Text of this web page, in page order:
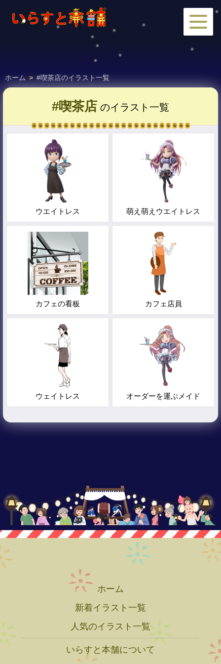
ホーム > #喫茶店のイラスト一覧
#喫茶店 のイラスト一覧
ウエイトレス 萌え萌えウエイトレス
カフェの看板 カフェ店員
ウェイトレス オーダーを運ぶメイド
ホーム
新着イラスト一覧
人気のイラスト一覧
いらすと本舗について